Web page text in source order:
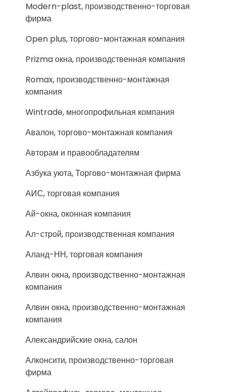
Modern-plast, производственно-торговая
фирма
Open plus, торгово-монтажная компания
Prizma окна, производственная компания
Romax, производственно-монтажная
компания
Wintrade, многопрофильная компания
Авалон, торгово-монтажная компания
Авторам и правообладателям
Азбука уюта, Торгово-монтажная фирма
АИС, торговая компания
Ай-окна, оконная компания
Ал-строй, производственная компания
Аланд-НН, торговая компания
Алвин окна, производственно-монтажная
компания
Алвин окна, производственно-монтажная
компания
Александрийские окна, салон
Алконсити, производственно-торговая
фирма